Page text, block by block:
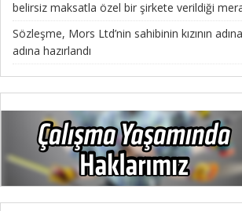
belirsiz maksatla özel bir şirkete verildiği
Sözleşme, Mors Ltd’nin sahibinin kızının
adına hazırlandı